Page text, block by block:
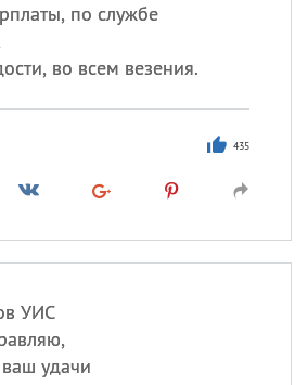
по службе
во всем везения.
435
УИС
удачи